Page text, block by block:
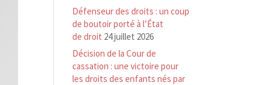
Défenseur des droits : un coup
de boutoir porté à l’État
de droit 24 juillet 2026
Décision de la Cour de
cassation : une victoire pour
les droits des enfants nés par